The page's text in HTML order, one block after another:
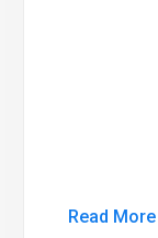
Read More